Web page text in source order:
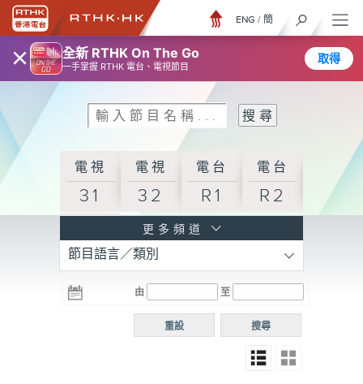
× 全新 RTHK On The Go
一手掌握 RTHK 電台、電視節目
取得
ENG / 簡
電視
31
電視
32
電台
R1
電台
R2
R3
電台 電台
R5
電台
普通
更多頻道
節目語言／類別
由 至
搜尋
重設